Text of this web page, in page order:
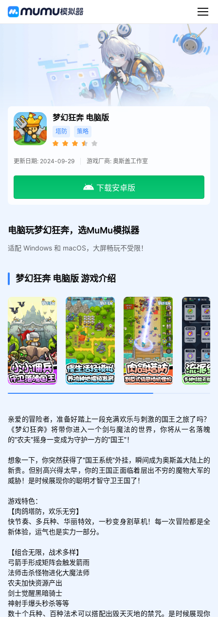
梦幻狂奔 电脑版
塔防 策略
更新日期: 2024-09-29 游戏厂商: 奥斯盖工作室
下载安卓版
电脑玩梦幻狂奔，选MuMu模拟器
适配 Windows 和 macOS，大屏畅玩不受限！
梦幻狂奔 电脑版游戏介绍
亲爱的冒险者，准备好踏上一段充满欢乐与刺激的国王之旅了吗？
《梦幻狂奔》将带你进入一个剑与魔法的世界，你将从一名落魄
的"农夫"摇身一变成为守护一方的"国王"！
想象一下，你突然获得了"国王系统"外挂，瞬间成为奥斯盖大陆上的
新贵。但别高兴得太早，你的王国正面临着层出不穷的魔物大军的
威胁！是时候展现你的聪明才智守卫王国了！
游戏特色：
【肉鸽塔防，欢乐无穷】
快节奏、多兵种、华丽特效，一秒变身割草机！每一次冒险都是全
新体验，运气也是实力一部分。
【组合无限，战术多样】
弓箭手形成矩阵会触发箭雨
法师击杀怪物进化大魔法师
农夫加快资源产出
剑士觉醒黑暗骑士
神射手爆头秒杀等等
数十个兵种、百种法术可以搭配出毁天灭地的禁咒。是时候展现你